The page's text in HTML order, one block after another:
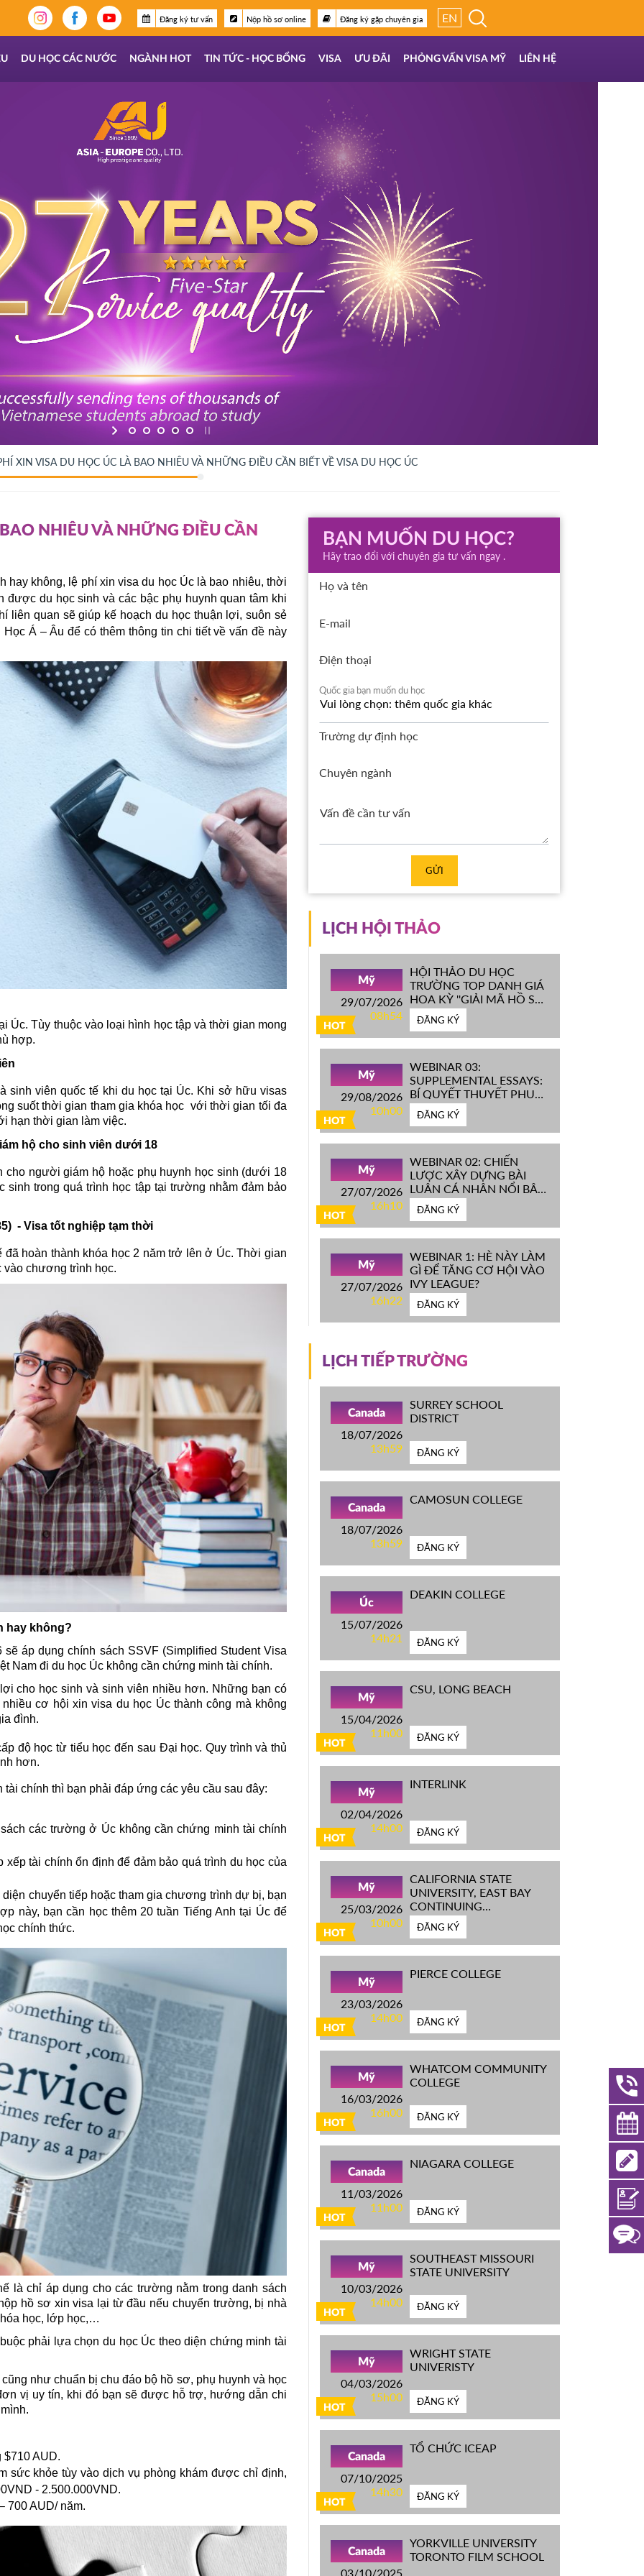
Đăng ký tư vấn Nộp hồ sơ online Đăng ký gặp chuyên gia EN
DU HỌC CÁC NƯỚC NGÀNH HOT TIN TỨC - HỌC BỔNG VISA ƯU ĐÃI PHỎNG VẤN VISA MỸ LIÊN HỆ
XIN VISA DU HỌC ÚC LÀ BAO NHIÊU VÀ NHỮNG ĐIỀU CẦN BIẾT VỀ VISA DU HỌC ÚC
NHIÊU VÀ NHỮNG ĐIỀU CẦN
hay không, lệ phí xin visa du học Úc là bao nhiêu, thời
du học sinh và các bậc phụ huynh quan tâm khi
liên quan sẽ giúp kế hoạch du học thuận lợi, suôn sẻ
Á – Âu để có thêm thông tin chi tiết về vấn đề này
Úc. Tùy thuộc vào loại hình học tập và thời gian mong
hợp.
sinh viên quốc tế khi du học tại Úc. Khi sở hữu visas
suốt thời gian tham gia khóa học  với thời gian tối đa
hạn thời gian làm việc.
hộ cho sinh viên dưới 18
cho người giám hộ hoặc phụ huynh học sinh (dưới 18
trong quá trình học tập tại trường nhằm đảm bảo
- Visa tốt nghiệp tạm thời
hoàn thành khóa học 2 năm trở lên ở Úc. Thời gian
chương trình học.
hay không?
sẽ áp dụng chính sách SSVF (Simplified Student Visa
Nam đi du học Úc không cần chứng minh tài chính.
cho học sinh và sinh viên nhiều hơn. Những bạn có
cơ hội xin visa du học Úc thành công mà không
đình.
độ học từ tiểu học đến sau Đại học. Quy trình và thủ
hơn.
chính thì bạn phải đáp ứng các yêu cầu sau đây:
các trường ở Úc không cần chứng minh tài chính
tài chính ổn định để đảm bảo quá trình du học của
chuyển tiếp hoặc tham gia chương trình dự bị, bạn
này, bạn cần học thêm 20 tuần Tiếng Anh tại Úc để
chính thức.
là chỉ áp dụng cho các trường nằm trong danh sách
hồ sơ xin visa lại từ đầu nếu chuyển trường, bị nhà
học, lớp học,…
phải lựa chọn du học Úc theo diện chứng minh tài
như chuẩn bị chu đáo bộ hồ sơ, phụ huynh và học
vị uy tín, khi đó bạn sẽ được hỗ trợ, hướng dẫn chi
$710 AUD.
sức khỏe tùy vào dịch vụ phòng khám được chỉ định,
- 2.500.000VND.
700 AUD/ năm.
BẠN MUỐN DU HỌC?
Hãy trao đổi với chuyên gia tư vấn ngay .
Họ và tên
E-mail
Điện thoại
Quốc gia bạn muốn du học
Trường dự định học
Chuyên ngành
GỬI
LỊCH HỘI THẢO
HOT
Mỹ
29/07/2026
08h54
HỘI THẢO DU HỌC
TRƯỜNG TOP DANH GIÁ
HOA KỲ ''GIẢI MÃ HỒ SƠ
IVY LEAGUE''
ĐĂNG KÝ
HOT
Mỹ
29/08/2026
10h00
WEBINAR 03:
SUPPLEMENTAL ESSAYS:
BÍ QUYẾT THUYẾT PHỤC
HỘI ĐỒNG TUYỂN SINH
ĐH TOP ĐẦU MỸ
ĐĂNG KÝ
HOT
Mỹ
27/07/2026
16h10
WEBINAR 02: CHIẾN
LƯỢC XÂY DỰNG BÀI
LUẬN CÁ NHÂN NỔI BẬT
CHINH PHỤC ĐH TOP
ĐẦU MỸ
ĐĂNG KÝ
Mỹ
27/07/2026
16h22
WEBINAR 1: HÈ NÀY LÀM
GÌ ĐỂ TĂNG CƠ HỘI VÀO
IVY LEAGUE?
ĐĂNG KÝ
LỊCH TIẾP TRƯỜNG
Canada
18/07/2026
13h59
SURREY SCHOOL
DISTRICT
ĐĂNG KÝ
Canada
18/07/2026
13h59
CAMOSUN COLLEGE
ĐĂNG KÝ
Úc
15/07/2026
14h21
DEAKIN COLLEGE
ĐĂNG KÝ
HOT
Mỹ
15/04/2026
11h00
CSU, LONG BEACH
ĐĂNG KÝ
HOT
Mỹ
02/04/2026
14h00
INTERLINK
ĐĂNG KÝ
HOT
Mỹ
25/03/2026
10h00
CALIFORNIA STATE
UNIVERSITY, EAST BAY
CONTINUING
EDUCATION
ĐĂNG KÝ
HOT
Mỹ
23/03/2026
14h00
PIERCE COLLEGE
ĐĂNG KÝ
HOT
Mỹ
16/03/2026
16h00
WHATCOM COMMUNITY
COLLEGE
ĐĂNG KÝ
HOT
Canada
11/03/2026
11h00
NIAGARA COLLEGE
ĐĂNG KÝ
HOT
Mỹ
10/03/2026
14h00
SOUTHEAST MISSOURI
STATE UNIVERSITY
ĐĂNG KÝ
HOT
Mỹ
04/03/2026
15h00
WRIGHT STATE
UNIVERISTY
ĐĂNG KÝ
HOT
Canada
07/10/2025
14h30
TỔ CHỨC ICEAP
ĐĂNG KÝ
Canada
03/10/2025
YORKVILLE UNIVERSITY
TORONTO FILM SCHOOL